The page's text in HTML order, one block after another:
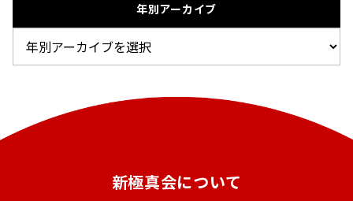
年別アーカイブ
新極真会について